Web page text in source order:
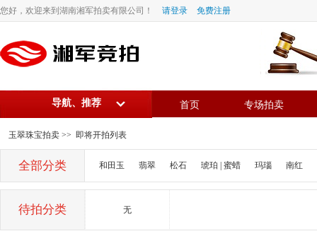
您好，欢迎来到湖南湘军拍卖有限公司！ 请登录 免费注册
导航、推荐 首页 专场拍卖
玉翠珠宝拍卖 >> 即将开拍列表
全部分类 和田玉 翡翠 松石 琥珀 | 蜜蜡 玛瑙 南红
待拍分类 无